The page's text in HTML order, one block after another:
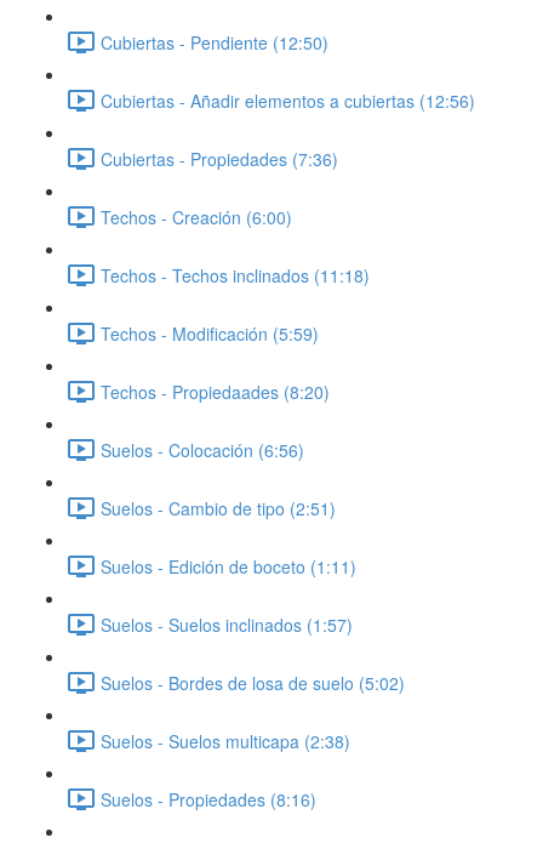
Cubiertas - Pendiente (12:50)
Cubiertas - Añadir elementos a cubiertas (12:56)
Cubiertas - Propiedades (7:36)
Techos - Creación (6:00)
Techos - Techos inclinados (11:18)
Techos - Modificación (5:59)
Techos - Propiedaades (8:20)
Suelos - Colocación (6:56)
Suelos - Cambio de tipo (2:51)
Suelos - Edición de boceto (1:11)
Suelos - Suelos inclinados (1:57)
Suelos - Bordes de losa de suelo (5:02)
Suelos - Suelos multicapa (2:38)
Suelos - Propiedades (8:16)